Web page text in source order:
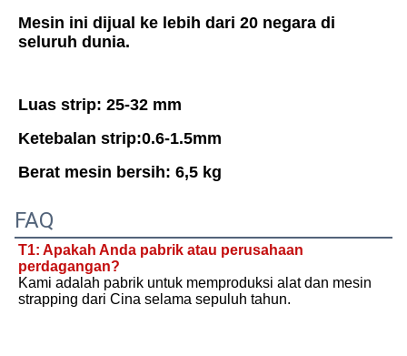
Mesin ini dijual ke lebih dari 20 negara di
seluruh dunia.
Luas strip: 25-32 mm
Ketebalan strip:0.6-1.5mm
Berat mesin bersih: 6,5 kg
FAQ
T1: Apakah Anda pabrik atau perusahaan
perdagangan?
Kami adalah pabrik untuk memproduksi alat dan mesin
strapping dari Cina selama sepuluh tahun.